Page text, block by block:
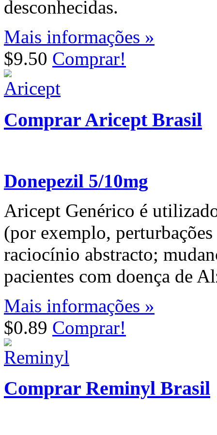
desconhecidas.
Mais informações »
$9.50 Comprar!
Comprar Aricept Brasil
Donepezil 5/10mg
Aricept Genérico é
(por exemplo,
raciocínio abstracto;
pacientes com doença de
Mais informações »
$0.89 Comprar!
Comprar Reminyl Brasil